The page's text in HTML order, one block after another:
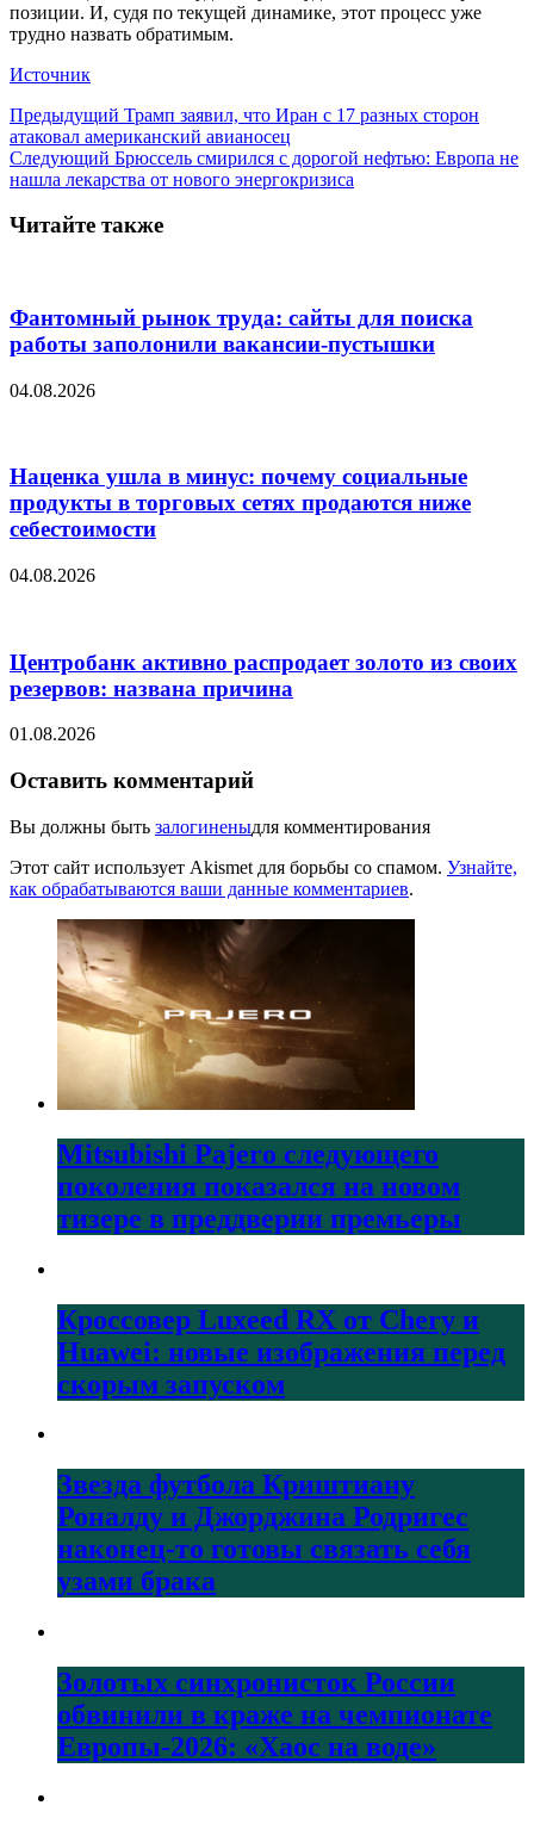
позиции. И, судя по текущей динамике, этот процесс уже
трудно назвать обратимым.
Источник
Предыдущий Трамп заявил, что Иран с 17 разных сторон
атаковал американский авианосец
Следующий Брюссель смирился с дорогой нефтью: Европа не
нашла лекарства от нового энергокризиса
Читайте также
Фантомный рынок труда: сайты для поиска
работы заполонили вакансии-пустышки
04.08.2026
Наценка ушла в минус: почему социальные
продукты в торговых сетях продаются ниже
себестоимости
04.08.2026
Центробанк активно распродает золото из своих
резервов: названа причина
01.08.2026
Оставить комментарий
Вы должны быть залогиненыдля комментирования
Этот сайт использует Akismet для борьбы со спамом. Узнайте,
как обрабатываются ваши данные комментариев.
Mitsubishi Pajero следующего
поколения показался на новом
тизере в преддверии премьеры
Кроссовер Luxeed RX от Chery и
Huawei: новые изображения перед
скорым запуском
Звезда футбола Криштиану
Роналду и Джорджина Родригес
наконец-то готовы связать себя
узами брака
Золотых синхронисток России
обвинили в краже на чемпионате
Европы-2026: «Хаос на воде»